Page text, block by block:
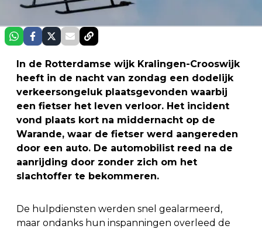
In de Rotterdamse wijk Kralingen-Crooswijk
heeft in de nacht van zondag een dodelijk
verkeersongeluk plaatsgevonden waarbij
een fietser het leven verloor. Het incident
vond plaats kort na middernacht op de
Warande, waar de fietser werd aangereden
door een auto. De automobilist reed na de
aanrijding door zonder zich om het
slachtoffer te bekommeren.
De hulpdiensten werden snel gealarmeerd,
maar ondanks hun inspanningen overleed de